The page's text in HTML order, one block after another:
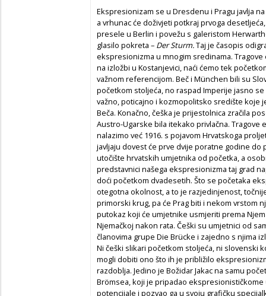
Ekspresionizam se u Dresdenu i Pragu javlja
a vrhunac će doživjeti potkraj prvoga
presele u Berlin i povežu s galeristom
glasilo pokreta – Der Sturm.Taj je časopis
ekspresionizma u mnogim sredinama.
na izložbi u Kostanjevici, naći ćemo tek
važnom referencijom. Beč i München bili su
početkom stoljeća, no raspad Imperije jasno
važno, poticajno i kozmopolitsko središte koje
Beča. Konačno, češka je prijestolnica zračila
Austro-Ugarske bila itekako privlačna.
nalazimo već 1916. s pojavom Hrvatskoga
javljaju dovest će prve dvije poratne godine
utočište hrvatskih umjetnika od početka, a
predstavnici našega ekspresionizma taj grad
doći početkom dvadesetih. Što se početaka
otegotna okolnost, a to je razjedinjenost,
primorski krug, pa će Prag biti i nekom vrstom
putokaz koji će umjetnike usmjeriti prema
Njemačkoj nakon rata. Češki su umjetnici od
članovima grupe Die Brücke i zajedno s njima
Ni češki slikari početkom stoljeća, ni slovenski
mogli dobiti ono što ih je približilo
razdoblja. Jedino je Božidar Jakac na samu
Brömsea, koji je pripadao
potencijale i pozvao ga u svoju grafičku